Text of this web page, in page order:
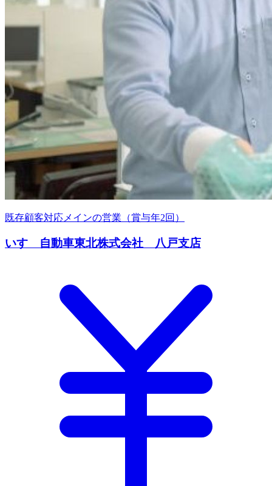
既存顧客対応メインの営業（賞与年2回）
いすゞ自動車東北株式会社 八戸支店